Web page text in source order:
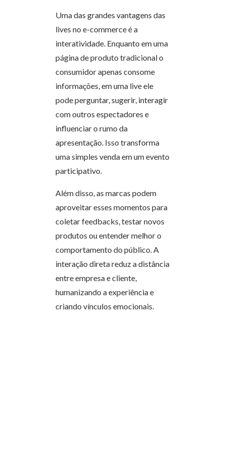
Uma das grandes vantagens das
lives no e-commerce é a
interatividade. Enquanto em uma
página de produto tradicional o
consumidor apenas consome
informações, em uma live ele
pode perguntar, sugerir, interagir
com outros espectadores e
influenciar o rumo da
apresentação. Isso transforma
uma simples venda em um evento
participativo.
Além disso, as marcas podem
aproveitar esses momentos para
coletar feedbacks, testar novos
produtos ou entender melhor o
comportamento do público. A
interação direta reduz a distância
entre empresa e cliente,
humanizando a experiência e
criando vínculos emocionais.